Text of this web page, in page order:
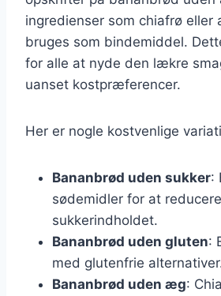
ingredienser som chiafrø eller
bruges som bindemiddel.
for alle at nyde den lækre
uanset kostpræferencer.
Her er nogle kostvenlige
Bananbrød uden sukker:
sødemidler for at reducere
sukkerindholdet.
Bananbrød uden gluten:
med glutenfrie
Bananbrød uden æg: